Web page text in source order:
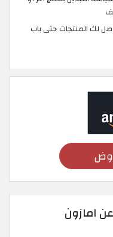
لك المنتجات حتى باب
امازون